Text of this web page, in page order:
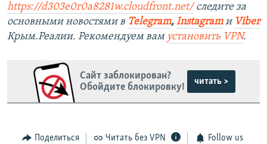
https://d303e0r0a8281w.cloudfront.net/следите за
основными новостями в Telegram, Instagramи Viber
Крым.Реалии. Рекомендуем вам установить VPN.
Сайт заблокирован?
Обойдите блокировку!
читать >
Поделиться Читать без VPN Follow us